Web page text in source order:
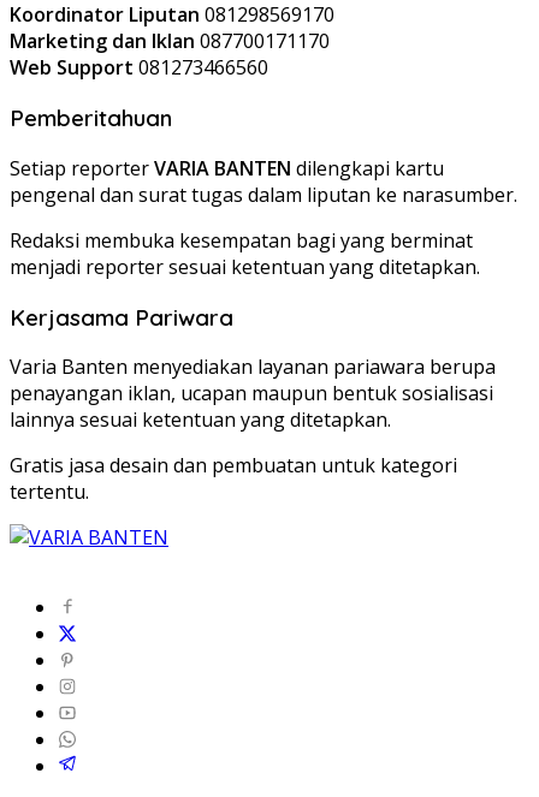
Koordinator Liputan 081298569170
Marketing dan Iklan 087700171170
Web Support 081273466560
Pemberitahuan
Setiap reporterVARIA BANTEN dilengkapi kartu
pengenal dan surat tugas dalam liputan ke narasumber.
Redaksi membuka kesempatan bagi yang berminat
menjadi reporter sesuai ketentuan yang ditetapkan.
Kerjasama Pariwara
Varia Banten menyediakan layanan pariawara berupa
penayangan iklan, ucapan maupun bentuk sosialisasi
lainnya sesuai ketentuan yang ditetapkan.
Gratis jasa desain dan pembuatan untuk kategori
tertentu.